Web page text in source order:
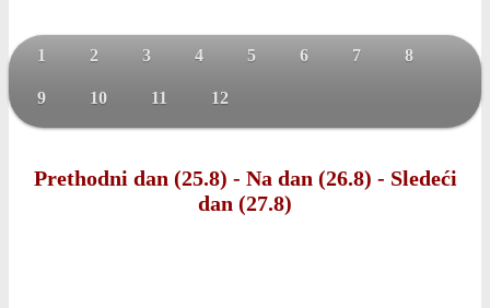
1 2 3 4 5 6 7 8
9 10 11 12
Prethodni dan (25.8) - Na dan (26.8) - Sledeći
dan (27.8)